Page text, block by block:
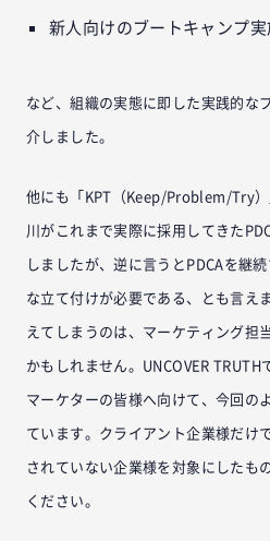
新人向けのブートキャンプ実
など、組織の実態に即した実践的な
介しました。
他にも「KPT（Keep/Problem/Try
川がこれまで実際に採用してきた
しましたが、逆に言うとPDCAを継
な立て付けが必要である、とも言え
えてしまうのは、マーケティング担
かもしれません。UNCOVER TRUTH
マーケターの皆様へ向けて、今回の
ています。クライアント企業様だけ
されていない企業様を対象にしたも
ください。